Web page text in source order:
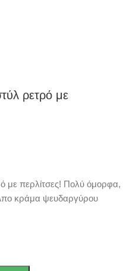
ρετρό με
με περλίτσες! Πολύ όμορφα,
κράμα ψευδαργύρου